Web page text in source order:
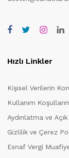
Hızlı Linkler
Kişisel Verilerin
Kullanım
Aydınlatma ve
Gizlilik ve Çerez
Esnaf Vergi